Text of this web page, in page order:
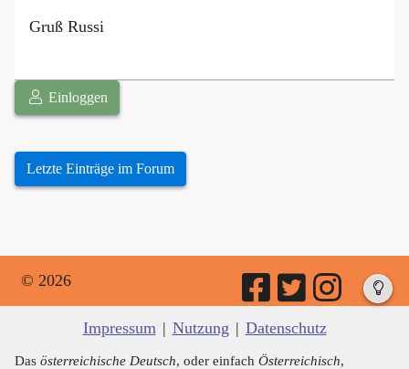
Gruß Russi
Einloggen
Letzte Einträge im Forum
© 2026
Impressum | Nutzung | Datenschutz
Das österreichische Deutsch, oder einfach Österreichisch,